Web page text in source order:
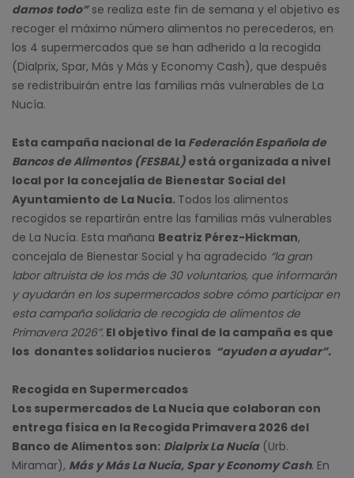
damos todo”se realiza este fin de semana y el objetivo es
recoger el máximo número alimentos no perecederos, en
los 4 supermercados que se han adherido a la recogida
(Dialprix, Spar, Más y Más y Economy Cash), que después
se redistribuirán entre las familias más vulnerables de La
Nucía.
Esta campaña nacional de la Federación Española de
Bancos de Alimentos (FESBAL) está organizada a nivel
local por la concejalía de Bienestar Social del
Ayuntamiento de La Nucía. Todos los alimentos
recogidos se repartirán entre las familias más vulnerables
de La Nucía. Esta mañana Beatriz Pérez-Hickman,
concejala de Bienestar Social y ha agradecido “la gran
labor altruista de los más de 30 voluntarios, que informarán
y ayudarán en los supermercados sobre cómo participar en
esta campaña solidaria de recogida de alimentos de
Primavera 2026”. El objetivo final de la campaña es que
los donantes solidarios nucieros “ayuden a ayudar”.
Recogida en Supermercados
Los supermercados de La Nucía que colaboran con
entrega física en la Recogida Primavera 2026 del
Banco de Alimentos son: Dialprix La Nucía(Urb.
Miramar), Más y Más La Nucía, Spar y Economy Cash. En